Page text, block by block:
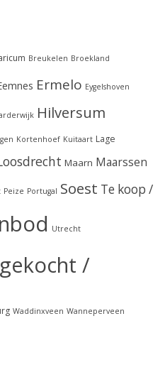
Breukelen Broekland
Ermelo Eygelshoven
Hilversum
Kortenhoef Kuitaart Lage
Maarn Maarssen
Peize Portugal Soest Te koop /
Utrecht
/
Waddinxveen Wanneperveen